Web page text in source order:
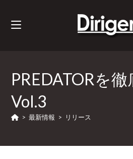
PREDATORを
Vol.3
> 最新情報 > リリース